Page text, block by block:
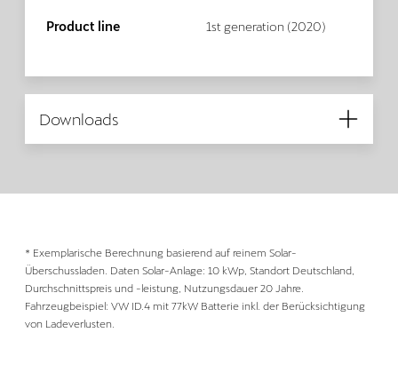
Product line 1st generation (2020)
Downloads
* Exemplarische Berechnung basierend auf reinem Solar-
Überschussladen. Daten Solar-Anlage: 10 kWp, Standort Deutschland,
Durchschnittspreis und -leistung, Nutzungsdauer 20 Jahre.
Fahrzeugbeispiel: VW ID.4 mit 77kW Batterie inkl. der Berücksichtigung
von Ladeverlusten.